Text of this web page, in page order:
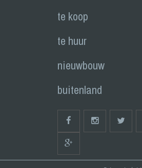
te koop
te huur
nieuwbouw
buitenland